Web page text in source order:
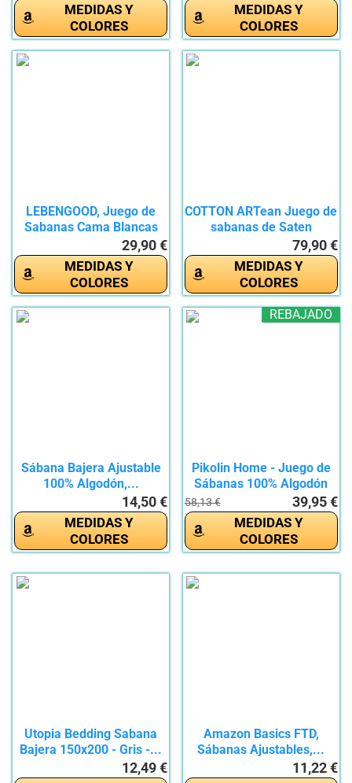
MEDIDAS Y
COLORES
MEDIDAS Y
COLORES
LEBENGOOD, Juego de
Sabanas Cama Blancas
Cómodas,...29,90 €
MEDIDAS Y
COLORES
COTTON ARTean Juego de
sabanas de Saten
79,90 €
MEDIDAS Y
COLORES
Sábana Bajera Ajustable
100% Algodón,...
14,50 €
MEDIDAS Y
COLORES
REBAJADO
Pikolin Home - Juego de
Sábanas 100% Algodón
58,13 € 39,95 €
MEDIDAS Y
COLORES
Utopia Bedding Sabana
Bajera 150x200 - Gris -...
12,49 €
Amazon Basics FTD,
Sábanas Ajustables,...
11,22 €